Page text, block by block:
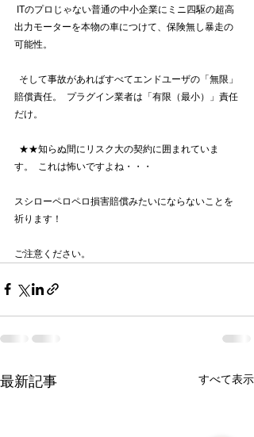
出力モーターを本物の車につけて、保険無し暴走の
可能性。
賠償責任。  プラグイン業者は「有限（最小）」責任
だけ。
す。  これは怖いですよね・・・
スシローペロペロ損害賠償みたいにならないことを
祈ります！
ご注意ください。
最新記事 すべて表示